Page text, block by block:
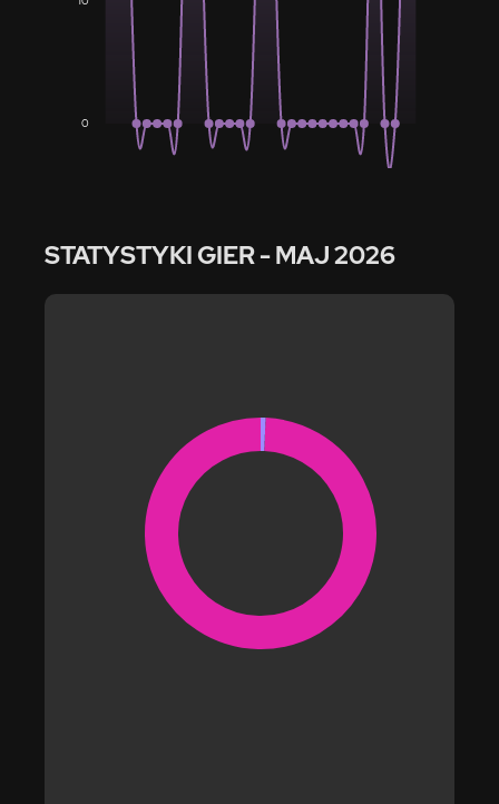
0
STATYSTYKI GIER- MAJ 2026